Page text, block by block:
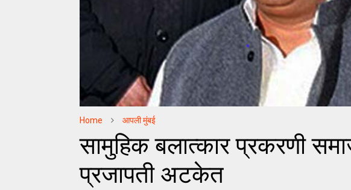
Home आपली मुंबई
सामुहिक बलात्कार प्रकरणी
प्रजापती अटकेत